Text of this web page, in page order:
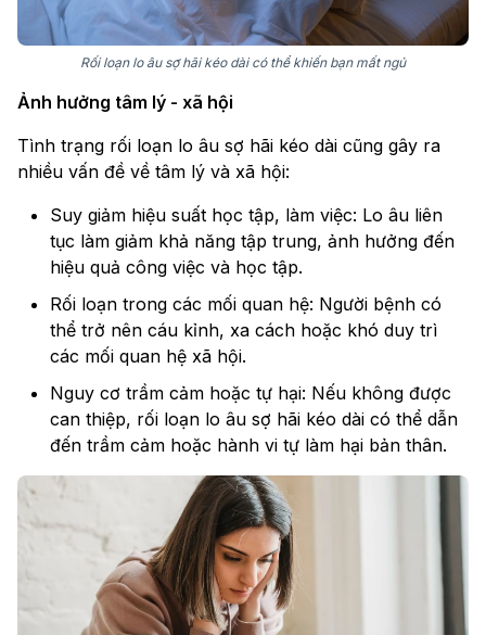
Rối loạn lo âu sợ hãi kéo dài có thể khiến bạn mất ngủ
Ảnh hưởng tâm lý - xã hội
Tình trạng rối loạn lo âu sợ hãi kéo dài cũng gây ra
nhiều vấn đề về tâm lý và xã hội:
Suy giảm hiệu suất học tập, làm việc: Lo âu liên
tục làm giảm khả năng tập trung, ảnh hưởng đến
hiệu quả công việc và học tập.
Rối loạn trong các mối quan hệ: Người bệnh có
thể trở nên cáu kỉnh, xa cách hoặc khó duy trì
các mối quan hệ xã hội.
Nguy cơ trầm cảm hoặc tự hại: Nếu không được
can thiệp, rối loạn lo âu sợ hãi kéo dài có thể dẫn
đến trầm cảm hoặc hành vi tự làm hại bản thân.